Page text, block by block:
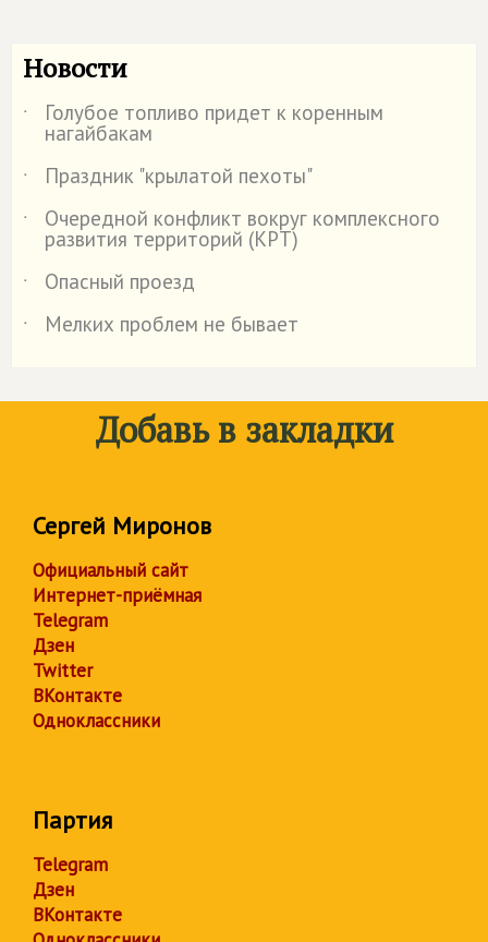
Новости
˙ Голубое топливо придет к коренным
нагайбакам
˙
Праздник "крылатой пехоты"
˙
Очередной конфликт вокруг комплексного
развития территорий (КРТ)
˙
Опасный проезд
˙
Мелких проблем не бывает
Добавь в закладки
Сергей Миронов
Официальный сайт
Интернет-приёмная
Telegram
Дзен
Twitter
ВКонтакте
Одноклассники
Партия
Telegram
Дзен
ВКонтакте